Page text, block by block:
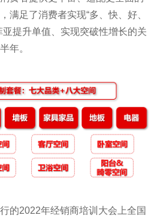
满足了消费者实现“多、快、好、
亚提升单值、实现突破性增长的关
年。
的2022年经销商培训大会上全国